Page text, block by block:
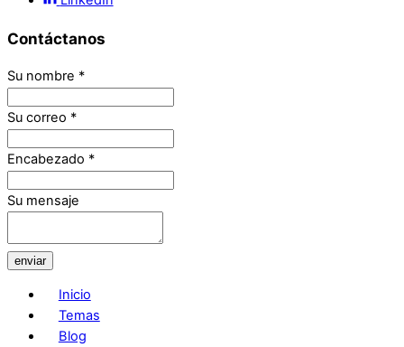
Contáctanos
Su nombre *
Su correo *
Encabezado *
Su mensaje
enviar
Inicio
Temas
Blog